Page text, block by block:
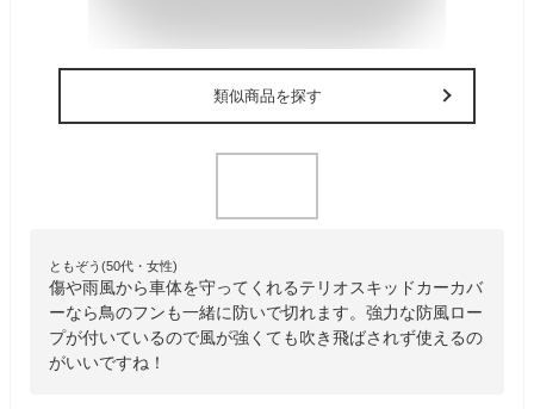
類似商品を探す
ともぞう(50代・女性)
傷や雨風から車体を守ってくれるテリオスキッドカーカバ
ーなら鳥のフンも一緒に防いで切れます。強力な防風ロー
プが付いているので風が強くても吹き飛ばされず使えるの
がいいですね！